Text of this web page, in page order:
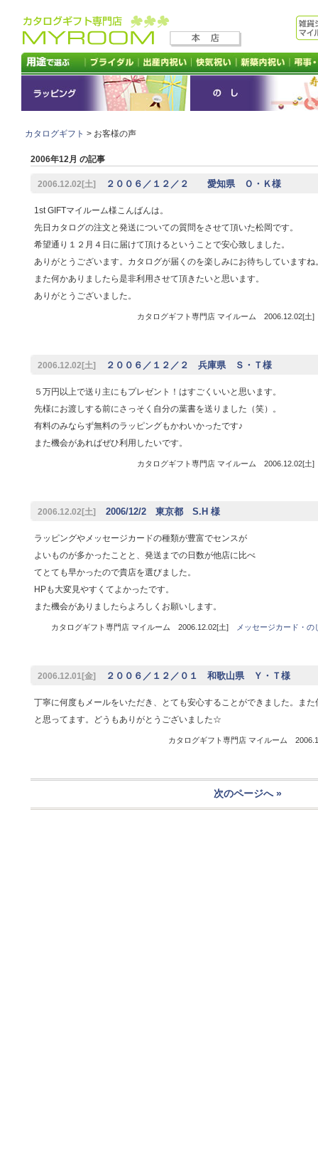
カタログギフト > お客様の声
2006年12月 の記事
2006.12.02[土] ２００６／１２／２ 愛知県 Ｏ・Ｋ様
1st GIFTマイルーム様こんばんは。
先日カタログの注文と発送についての質問をさせて頂いた松岡です。
希望通り１２月４日に届けて頂けるということで安心致しました。
ありがとうございます。カタログが届くのを楽しみにお待ちしていますね
また何かありましたら是非利用させて頂きたいと思います。
ありがとうございました。
カタログギフト専門店 マイルーム 2006.12.02[
2006.12.02[土] ２００６／１２／２ 兵庫県 Ｓ・Ｔ様
５万円以上で送り主にもプレゼント！はすごくいいと思います。
先様にお渡しする前にさっそく自分の葉書を送りました（笑）。
有料のみならず無料のラッピングもかわいかったです♪
また機会があればぜひ利用したいです。
カタログギフト専門店 マイルーム 2006.12.02[
2006.12.02[土] 2006/12/2 東京都 S.H 様
ラッピングやメッセージカードの種類が豊富でセンスが
よいものが多かったことと、発送までの日数が他店に比べ
てとても早かったので貴店を選びました。
HPも大変見やすくてよかったです。
また機会がありましたらよろしくお願いします。
カタログギフト専門店 マイルーム 2006.12.02[土] メッセージカード・の
2006.12.01[金] ２００６／１２／０１ 和歌山県 Ｙ・Ｔ様
丁寧に何度もメールをいただき、とても安心することができました。ま
と思ってます。どうもありがとうございました☆
カタログギフト専門店 マイルーム
次のページへ »